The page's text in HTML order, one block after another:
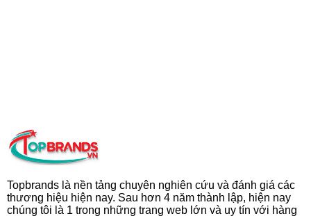
Topbrands là nền tảng chuyên nghiên cứu và đánh giá các
thương hiệu hiện nay. Sau hơn 4 năm thành lập, hiện nay
chúng tôi là 1 trong những trang web lớn và uy tín với hàng